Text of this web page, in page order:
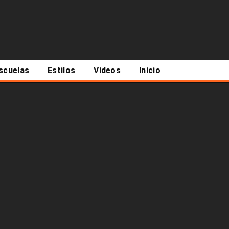
Estilos Videos Inicio